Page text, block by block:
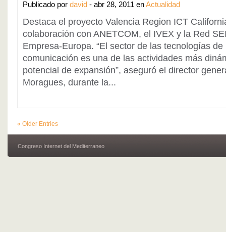
Publicado por david - abr 28, 2011 enActualidad
Destaca el proyecto Valencia Region ICT
colaboración con ANETCOM, el IVEX y la Red
Empresa-Europa. “El sector de las tecnologías
comunicación es una de las actividades más
potencial de expansión”, aseguró el director
Moragues, durante la...
« Older Entries
Congreso Internet del Mediterraneo